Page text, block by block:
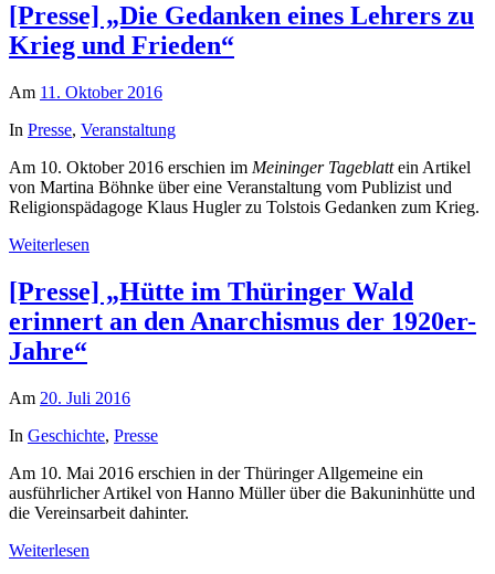
[Presse] „Die Gedanken eines Lehrers zu
Krieg und Frieden“
Am 11. Oktober 2016
In Presse, Veranstaltung
Am 10. Oktober 2016 erschien im Meininger Tageblattein Artikel
von Martina Böhnke über eine Veranstaltung vom Publizist und
Religionspädagoge Klaus Hugler zu Tolstois Gedanken zum Krieg.
Weiterlesen
[Presse] „Hütte im Thüringer Wald
erinnert an den Anarchismus der 1920er-
Jahre“
Am 20. Juli 2016
In Geschichte, Presse
Am 10. Mai 2016 erschien in der Thüringer Allgemeine ein
ausführlicher Artikel von Hanno Müller über die Bakuninhütte und
die Vereinsarbeit dahinter.
Weiterlesen